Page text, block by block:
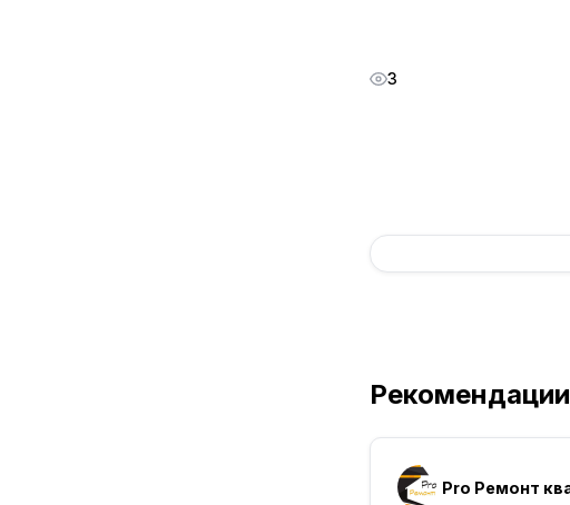
3
Рекомендации